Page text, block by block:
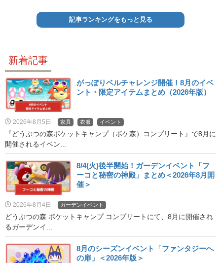
記事ランキングをもっと見る
新着記事
がっぽりベルチャレンジ開催！8月のイベ
ント・限定アイテムまとめ（2026年版）
2026年8月5日 家具 衣服 イベント
『どうぶつの森ポケットキャンプ（ポケ森）コンプリート』で8月に
開催されるイベン...
8/4(火)後半開始！ガーデンイベント「フ
ーコと秘密の神殿」まとめ＜2026年8月開
催＞
2026年8月4日 ガーデンイベント
どうぶつの森 ポケットキャンプ コンプリートにて、8月に開催され
るガーデンイ...
8月のシーズンイベント「ファンタジーへ
の扉」＜2026年版＞